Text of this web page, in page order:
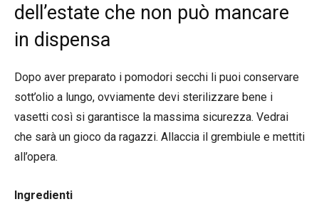
dell’estate che non può mancare
in dispensa
Dopo aver preparato i pomodori secchi li puoi conservare
sott’olio a lungo, ovviamente devi sterilizzare bene i
vasetti così si garantisce la massima sicurezza. Vedrai
che sarà un gioco da ragazzi. Allaccia il grembiule e mettiti
all’opera.
Ingredienti